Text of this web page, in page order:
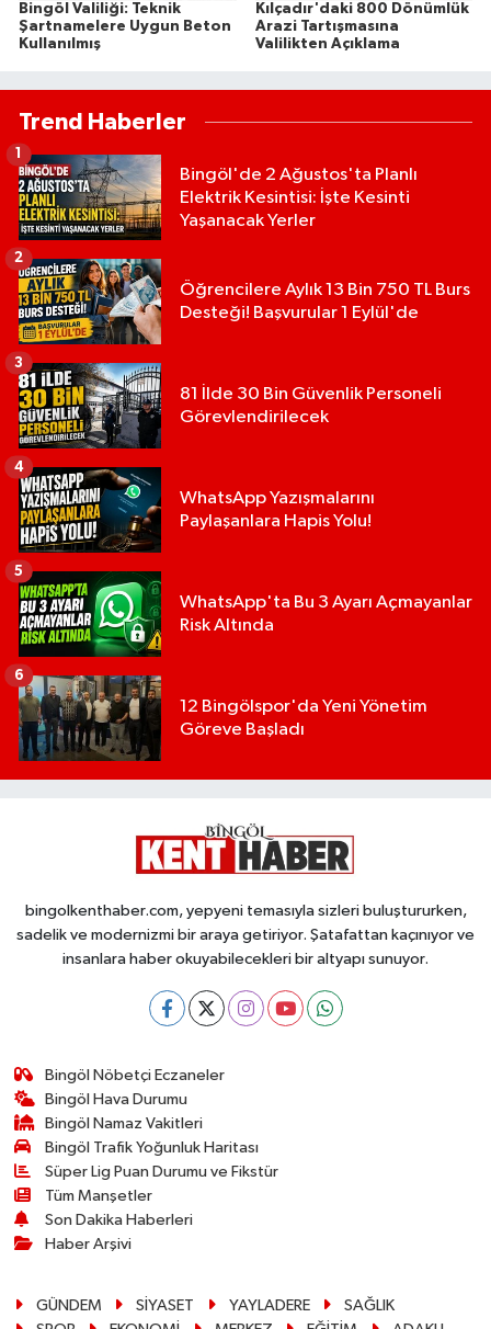
Bingöl Valiliği: Teknik
Şartnamelere Uygun Beton
Kullanılmış
Kılçadır'daki 800 Dönümlük
Arazi Tartışmasına
Valilikten Açıklama
Trend Haberler
Bingöl'de 2 Ağustos'ta Planlı
Elektrik Kesintisi: İşte Kesinti
Yaşanacak Yerler
Öğrencilere Aylık 13 Bin 750 TL Burs
Desteği! Başvurular 1 Eylül'de
2
81 İlde 30 Bin Güvenlik Personeli
Görevlendirilecek
3
WhatsApp Yazışmalarını
Paylaşanlara Hapis Yolu!
4
WhatsApp'ta Bu 3 Ayarı Açmayanlar
Risk Altında
5
12 Bingölspor'da Yeni Yönetim
Göreve Başladı
6
bingolkenthaber.com, yepyeni temasıyla sizleri buluştururken,
sadelik ve modernizmi bir araya getiriyor. Şatafattan kaçınıyor ve
insanlara haber okuyabilecekleri bir altyapı sunuyor.
Bingöl Nöbetçi Eczaneler
Bingöl Hava Durumu
Bingöl Namaz Vakitleri
Bingöl Trafik Yoğunluk Haritası
Süper Lig Puan Durumu ve Fikstür
Tüm Manşetler
Son Dakika Haberleri
Haber Arşivi
GÜNDEM SİYASET YAYLADERE
SAĞLIK